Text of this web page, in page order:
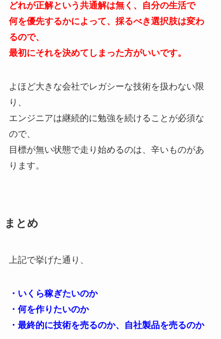
どれが正解という共通解は無く、自分の生活で
何を優先するかによって、採るべき選択肢は変わ
るので、
最初にそれを決めてしまった方がいいです。
よほど大きな会社でレガシーな技術を扱わない限
り、
エンジニアは継続的に勉強を続けることが必須な
ので、
目標が無い状態で走り始めるのは、辛いものがあ
ります。
まとめ
上記で挙げた通り、
・いくら稼ぎたいのか
・何を作りたいのか
・最終的に技術を売るのか、自社製品を売るのか